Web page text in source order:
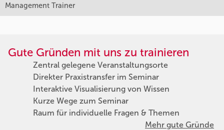
Management Trainer
Gute Gründen mit uns zu trainieren
Zentral gelegene Veranstaltungsorte
Direkter Praxistransfer im Seminar
Interaktive Visualisierung von Wissen
Kurze Wege zum Seminar
Raum für individuelle Fragen & Themen
Mehr gute Gründe